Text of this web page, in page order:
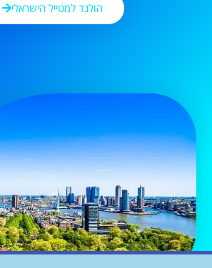
הולנד למטייל הישראלי